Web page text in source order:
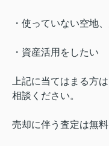
・使っていない空地
・資産活用をしたい
上記に当てはまる方
相談ください。
売却に伴う査定は無料